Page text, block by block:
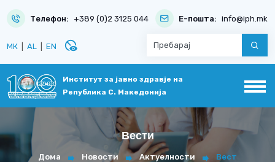
Телефон: +389 (0)2 3125 044 Е-пошта: info@iph.mk
МК AL EN disabled_visible
Институт за јавно здравје на
Република С. Македонија
Вести
Дома Новости Актуелности Вест